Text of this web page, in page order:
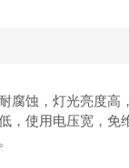
腐蚀，灯光亮度高
，使用电压宽，